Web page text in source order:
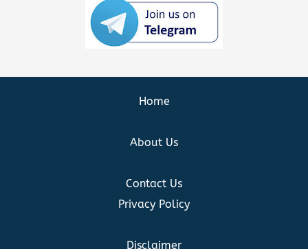
Home
About Us
Contact Us
Privacy Policy
Disclaimer